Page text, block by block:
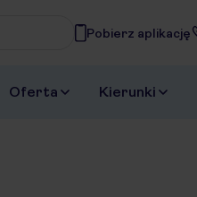
Pobierz aplikację
Oferta Kierunki